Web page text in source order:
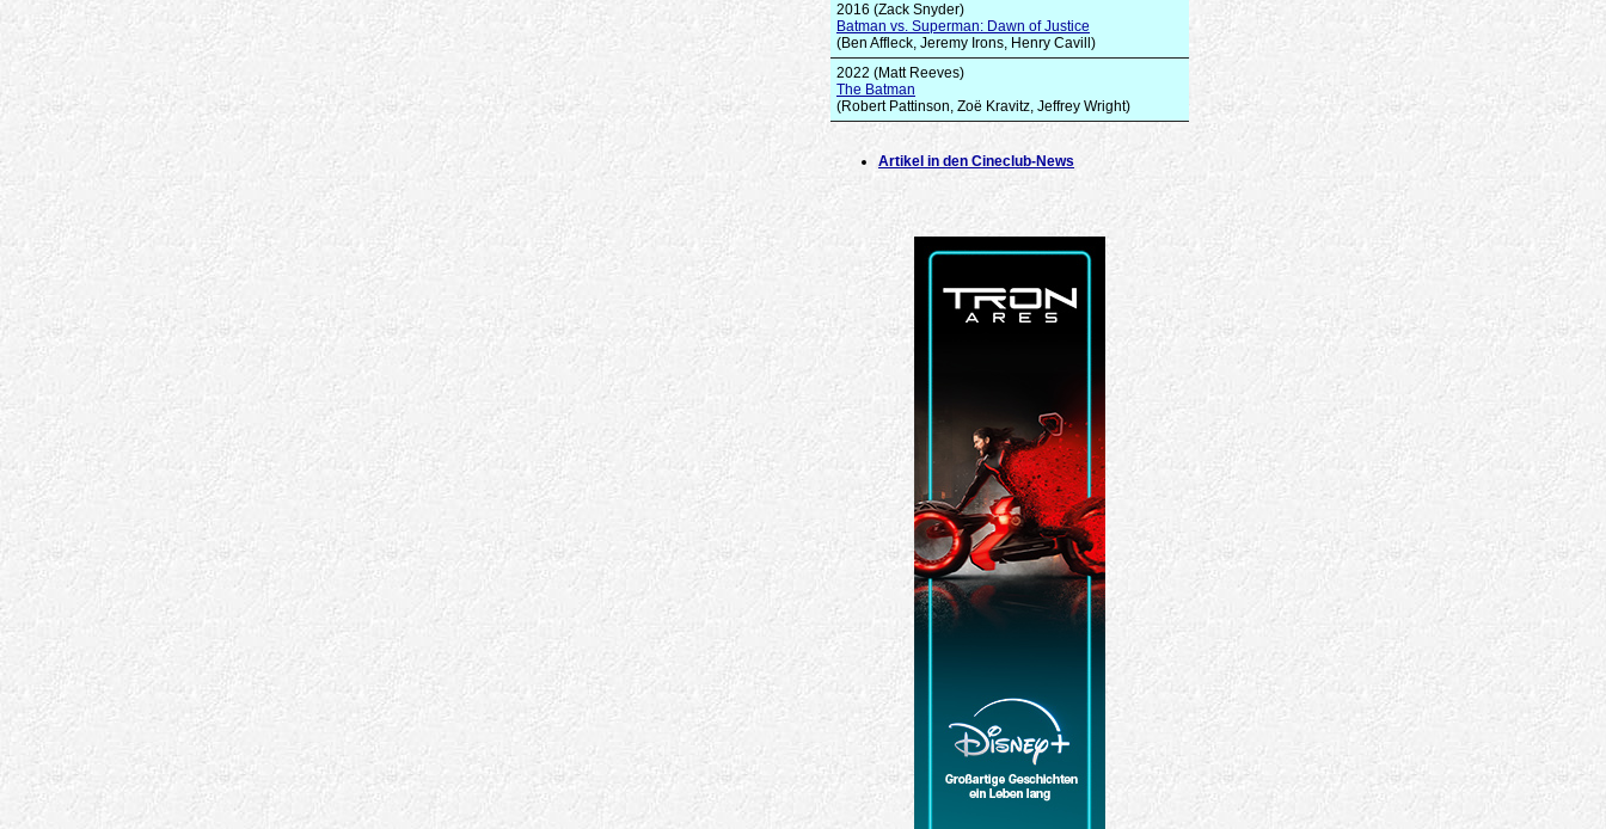
2016 (Zack Snyder)
Batman vs. Superman: Dawn of Justice
(Ben Affleck, Jeremy Irons, Henry Cavill)
2022 (Matt Reeves)
The Batman
(Robert Pattinson, Zoë Kravitz, Jeffrey Wright)
Artikel in den Cineclub-News